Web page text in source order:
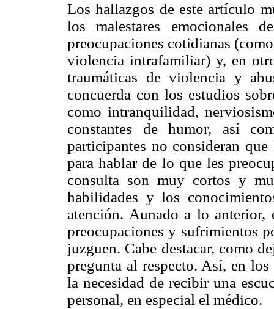
Los hallazgos de este artículo
los malestares emocionales
preocupaciones cotidianas
violencia intrafamiliar) y, en
traumáticas de violencia y
concuerda con los estudios
como intranquilidad,
constantes de humor, así
participantes no consideran
para hablar de lo que les
consulta son muy cortos y
habilidades y los
atención. Aunado a lo anterior,
preocupaciones y sufrimientos
juzguen. Cabe destacar, como
pregunta al respecto. Así, en
la necesidad de recibir una
personal, en especial el médico.